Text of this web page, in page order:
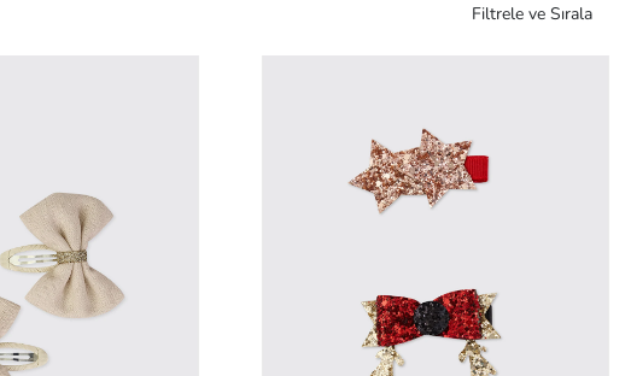
Filtrele ve Sırala